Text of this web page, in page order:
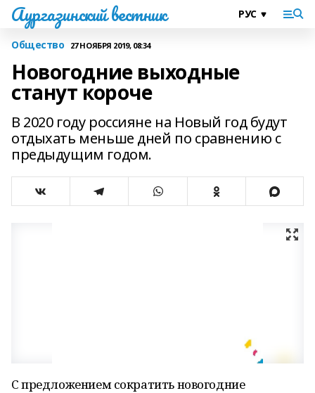
Аургазинский вестник
Общество 27 НОЯБРЯ 2019, 08:34
Новогодние выходные
станут короче
В 2020 году россияне на Новый год будут
отдыхать меньше дней по сравнению с
предыдущим годом.
С предложением сократить новогодние